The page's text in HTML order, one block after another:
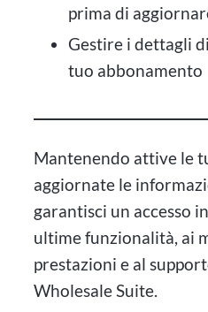
prima di
Gestire i dettagli
tuo abbonamento
Mantenendo attive le
aggiornate le
garantisci un accesso
ultime funzionalità, ai
prestazioni e al
Wholesale Suite.